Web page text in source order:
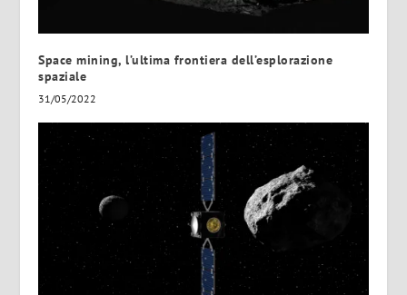
Space mining, l’ultima frontiera dell’esplorazione
spaziale
31/05/2022